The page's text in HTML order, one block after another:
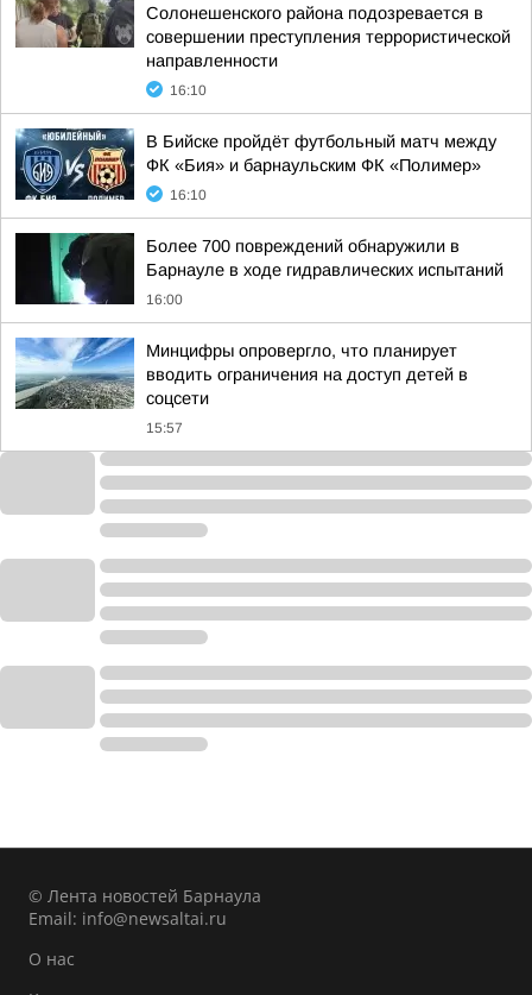
Солонешенского района подозревается в
совершении преступления террористической
направленности
16:10
В Бийске пройдёт футбольный матч между
ФК «Бия» и барнаульским ФК «Полимер»
16:10
Более 700 повреждений обнаружили в
Барнауле в ходе гидравлических испытаний
16:00
Минцифры опровергло, что планирует
вводить ограничения на доступ детей в
соцсети
15:57
© Лента новостей Барнаула
Email: info@newsaltai.ru
О нас